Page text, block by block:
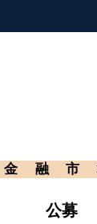
融市
公募